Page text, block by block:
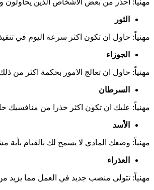
الثور
مهنياً: حاول ان تكون اكثر سرعة اليوم في
الجوزاء
مهنياً: حاول ان تعالج الامور بحكمة اكثر من
السرطان
مهنياً: عليك ان تكون اكثر حذرا من
الأسد
مهنياً: وضعك المادي لا يسمح لك بالقيام بأية
العذراء
مهنياً: تتولى منصب جديد في العمل مما يزيد